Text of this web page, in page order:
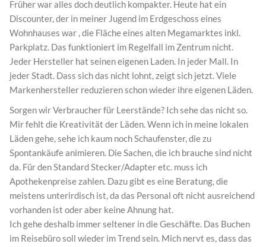
Früher war alles doch deutlich kompakter. Heute hat ein
Discounter, der in meiner Jugend im Erdgeschoss eines
Wohnhauses war , die Fläche eines alten Megamarktes inkl.
Parkplatz. Das funktioniert im Regelfall im Zentrum nicht.
Jeder Hersteller hat seinen eigenen Laden. In jeder Mall. In
jeder Stadt. Dass sich das nicht lohnt, zeigt sich jetzt. Viele
Markenhersteller reduzieren schon wieder ihre eigenen Läden.
Sorgen wir Verbraucher für Leerstände? Ich sehe das nicht so.
Mir fehlt die Kreativität der Läden. Wenn ich in meine lokalen
Läden gehe, sehe ich kaum noch Schaufenster, die zu
Spontankäufe animieren. Die Sachen, die ich brauche sind nicht
da. Für den Standard Stecker/Adapter etc. muss ich
Apothekenpreise zahlen. Dazu gibt es eine Beratung, die
meistens unterirdisch ist, da das Personal oft nicht ausreichend
vorhanden ist oder aber keine Ahnung hat.
Ich gehe deshalb immer seltener in die Geschäfte. Das Buchen
im Reisebüro soll wieder im Trend sein. Mich nervt es, dass das